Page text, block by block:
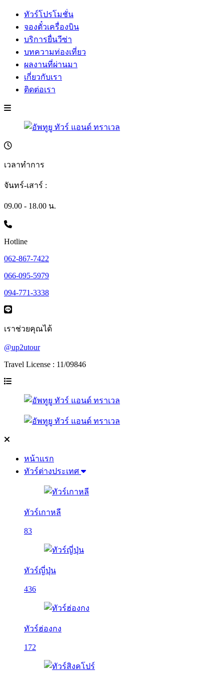
ทัวร์โปรโมชั่น
จองตั๋วเครื่องบิน
บริการยื่นวีซ่า
บทความท่องเที่ยว
ผลงานที่ผ่านมา
เกี่ยวกับเรา
ติดต่อเรา
เวลาทำการ
จันทร์-เสาร์ :
09.00 - 18.00 น.
Hotline
062-867-7422
066-095-5979
094-771-3338
เราช่วยคุณได้
@up2utour
Travel License : 11/09846
หน้าแรก
ทัวร์ต่างประเทศ
ทัวร์เกาหลี
83
ทัวร์ญี่ปุ่น
436
ทัวร์ฮ่องกง
172